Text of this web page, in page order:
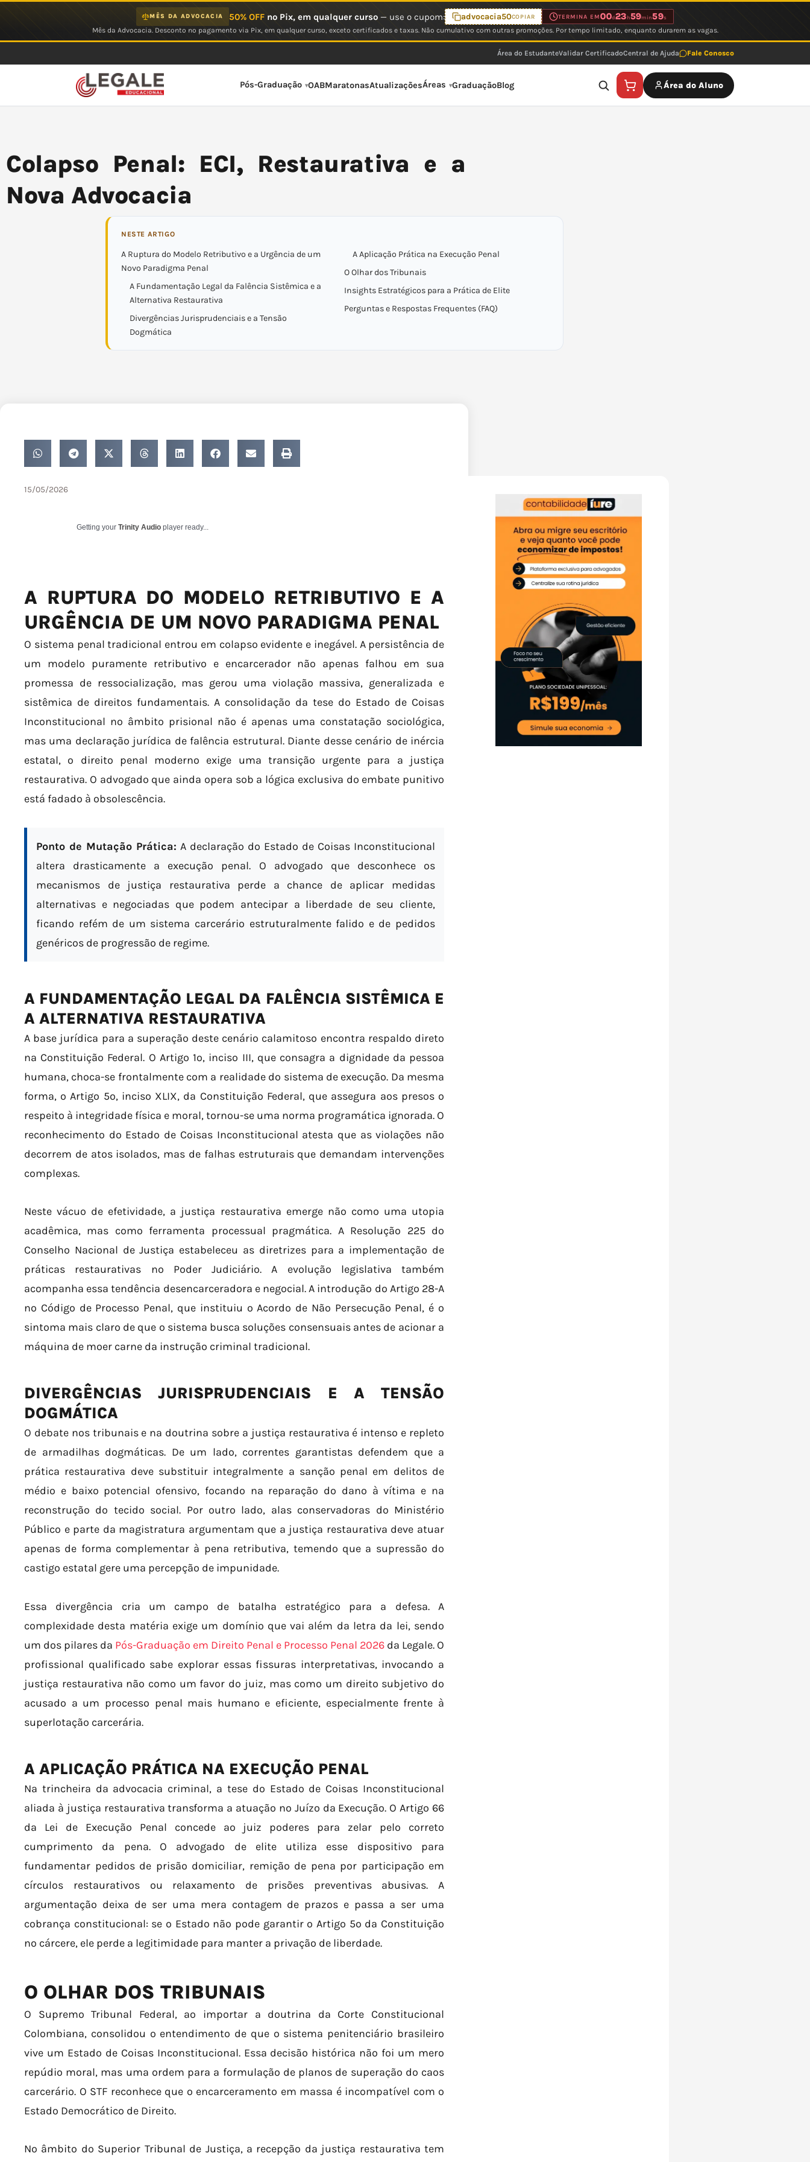
MÊS DA ADVOCACIA 50% OFFno Pix, em qualquer curso— use o cupom: advocacia50COPIAR TERMINA EM00d23 h59min59s
Mês da Advocacia. Desconto no pagamento via Pix, em qualquer curso, exceto certificados e taxas. Não cumulativo com outras promoções. Por tempo limitado, enquanto durarem as vagas.
Área do EstudanteValidar CertificadoCentral de Ajuda Fale Conosco
Pós-Graduação OABMaratonasAtualizaçõesÁreas GraduaçãoBlog Área do Aluno
Colapso Penal: ECI, Restaurativa e a
Nova Advocacia
NESTE ARTIGO
A Ruptura do Modelo Retributivo e a Urgência de um
Novo Paradigma Penal
A Fundamentação Legal da Falência Sistêmica e a
Alternativa Restaurativa
Divergências Jurisprudenciais e a Tensão
Dogmática
A Aplicação Prática na Execução Penal
O Olhar dos Tribunais
Insights Estratégicos para a Prática de Elite
Perguntas e Respostas Frequentes (FAQ)
15/05/2026
Getting your Trinity Audio player ready...
A RUPTURA DO MODELO RETRIBUTIVO E A
URGÊNCIA DE UM NOVO PARADIGMA PENAL
O sistema penal tradicional entrou em colapso evidente e inegável. A persistência de
um modelo puramente retributivo e encarcerador não apenas falhou em sua
promessa de ressocialização, mas gerou uma violação massiva, generalizada e
sistêmica de direitos fundamentais. A consolidação da tese do Estado de Coisas
Inconstitucional no âmbito prisional não é apenas uma constatação sociológica,
mas uma declaração jurídica de falência estrutural. Diante desse cenário de inércia
estatal, o direito penal moderno exige uma transição urgente para a justiça
restaurativa. O advogado que ainda opera sob a lógica exclusiva do embate punitivo
está fadado à obsolescência.
Ponto de Mutação Prática: A declaração do Estado de Coisas Inconstitucional
altera drasticamente a execução penal. O advogado que desconhece os
mecanismos de justiça restaurativa perde a chance de aplicar medidas
alternativas e negociadas que podem antecipar a liberdade de seu cliente,
ficando refém de um sistema carcerário estruturalmente falido e de pedidos
genéricos de progressão de regime.
A FUNDAMENTAÇÃO LEGAL DA FALÊNCIA SISTÊMICA E
A ALTERNATIVA RESTAURATIVA
A base jurídica para a superação deste cenário calamitoso encontra respaldo direto
na Constituição Federal. O Artigo 1º, inciso III, que consagra a dignidade da pessoa
humana, choca-se frontalmente com a realidade do sistema de execução. Da mesma
forma, o Artigo 5º, inciso XLIX, da Constituição Federal, que assegura aos presos o
respeito à integridade física e moral, tornou-se uma norma programática ignorada. O
reconhecimento do Estado de Coisas Inconstitucional atesta que as violações não
decorrem de atos isolados, mas de falhas estruturais que demandam intervenções
complexas.
Neste vácuo de efetividade, a justiça restaurativa emerge não como uma utopia
acadêmica, mas como ferramenta processual pragmática. A Resolução 225 do
Conselho Nacional de Justiça estabeleceu as diretrizes para a implementação de
práticas restaurativas no Poder Judiciário. A evolução legislativa também
acompanha essa tendência desencarceradora e negocial. A introdução do Artigo 28-A
no Código de Processo Penal, que instituiu o Acordo de Não Persecução Penal, é o
sintoma mais claro de que o sistema busca soluções consensuais antes de acionar a
máquina de moer carne da instrução criminal tradicional.
DIVERGÊNCIAS JURISPRUDENCIAIS E A TENSÃO
DOGMÁTICA
O debate nos tribunais e na doutrina sobre a justiça restaurativa é intenso e repleto
de armadilhas dogmáticas. De um lado, correntes garantistas defendem que a
prática restaurativa deve substituir integralmente a sanção penal em delitos de
médio e baixo potencial ofensivo, focando na reparação do dano à vítima e na
reconstrução do tecido social. Por outro lado, alas conservadoras do Ministério
Público e parte da magistratura argumentam que a justiça restaurativa deve atuar
apenas de forma complementar à pena retributiva, temendo que a supressão do
castigo estatal gere uma percepção de impunidade.
Essa divergência cria um campo de batalha estratégico para a defesa. A
complexidade desta matéria exige um domínio que vai além da letra da lei, sendo
um dos pilares da Pós-Graduação em Direito Penal e Processo Penal 2026 da Legale. O
profissional qualificado sabe explorar essas fissuras interpretativas, invocando a
justiça restaurativa não como um favor do juiz, mas como um direito subjetivo do
acusado a um processo penal mais humano e eficiente, especialmente frente à
superlotação carcerária.
A APLICAÇÃO PRÁTICA NA EXECUÇÃO PENAL
Na trincheira da advocacia criminal, a tese do Estado de Coisas Inconstitucional
aliada à justiça restaurativa transforma a atuação no Juízo da Execução. O Artigo 66
da Lei de Execução Penal concede ao juiz poderes para zelar pelo correto
cumprimento da pena. O advogado de elite utiliza esse dispositivo para
fundamentar pedidos de prisão domiciliar, remição de pena por participação em
círculos restaurativos ou relaxamento de prisões preventivas abusivas. A
argumentação deixa de ser uma mera contagem de prazos e passa a ser uma
cobrança constitucional: se o Estado não pode garantir o Artigo 5º da Constituição
no cárcere, ele perde a legitimidade para manter a privação de liberdade.
O OLHAR DOS TRIBUNAIS
O Supremo Tribunal Federal, ao importar a doutrina da Corte Constitucional
Colombiana, consolidou o entendimento de que o sistema penitenciário brasileiro
vive um Estado de Coisas Inconstitucional. Essa decisão histórica não foi um mero
repúdio moral, mas uma ordem para a formulação de planos de superação do caos
carcerário. O STF reconhece que o encarceramento em massa é incompatível com o
Estado Democrático de Direito.
No âmbito do Superior Tribunal de Justiça, a recepção da justiça restaurativa tem